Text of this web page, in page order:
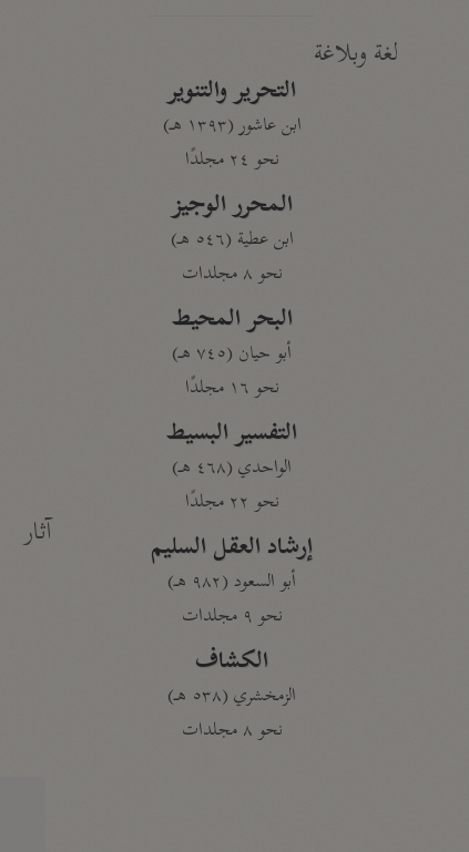
لغة وبلاغة
التحرير والتنوير
ابن عاشور (١٣٩٣ هـ)
نحو ٢٤ مجلدًا
المحرر الوجيز
ابن عطية (٥٤٦ هـ)
نحو ٨ مجلدات
البحر المحيط
أبو حيان (٧٤٥ هـ)
نحو ١٦ مجلدًا
التفسير البسيط
الواحدي (٤٦٨ هـ)
نحو ٢٢ مجلدًا
إرشاد العقل السليم
أبو السعود (٩٨٢ هـ)
نحو ٩ مجلدات
الكشاف
الزمخشري (٥٣٨ هـ)
نحو ٨ مجلدات
آثار